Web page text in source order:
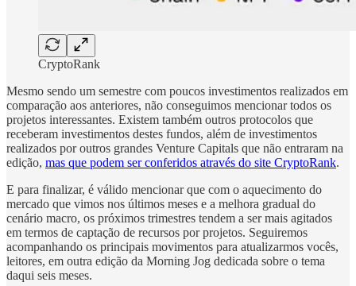
CryptoRank
Mesmo sendo um semestre com poucos investimentos realizados em
comparação aos anteriores, não conseguimos mencionar todos os
projetos interessantes. Existem também outros protocolos que
receberam investimentos destes fundos, além de investimentos
realizados por outros grandes Venture Capitals que não entraram na
edição, mas que podem ser conferidos através do site CryptoRank.
E para finalizar, é válido mencionar que com o aquecimento do
mercado que vimos nos últimos meses e a melhora gradual do
cenário macro, os próximos trimestres tendem a ser mais agitados
em termos de captação de recursos por projetos. Seguiremos
acompanhando os principais movimentos para atualizarmos vocês,
leitores, em outra edição da Morning Jog dedicada sobre o tema
daqui seis meses.